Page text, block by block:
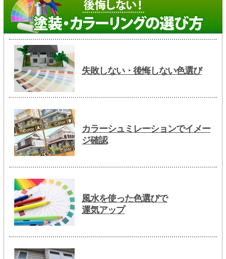
失敗しない・後悔しない色選び
カラーシュミレーションでイメー
ジ確認
風水を使った色選びで
運気アップ